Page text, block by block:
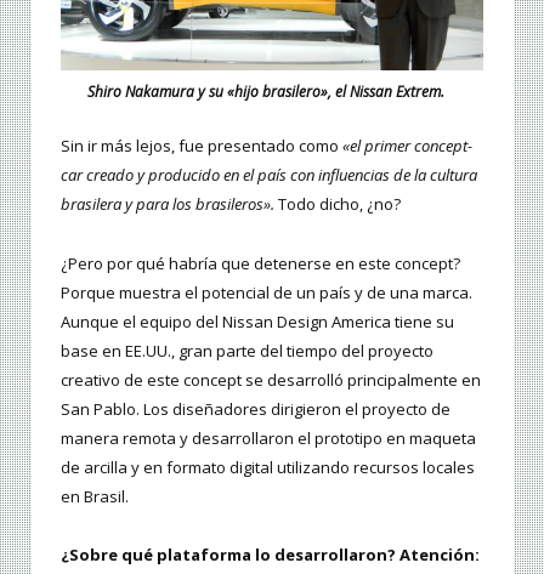
Shiro Nakamura y su «hijo brasilero», el Nissan Extrem.
Sin ir más lejos, fue presentado como «el primer concept-
car creado y producido en el país con influencias de la cultura
brasilera y para los brasileros». Todo dicho, ¿no?
¿Pero por qué habría que detenerse en este concept?
Porque muestra el potencial de un país y de una marca.
Aunque el equipo del Nissan Design America tiene su
base en EE.UU., gran parte del tiempo del proyecto
creativo de este concept se desarrolló principalmente en
San Pablo. Los diseñadores dirigieron el proyecto de
manera remota y desarrollaron el prototipo en maqueta
de arcilla y en formato digital utilizando recursos locales
en Brasil.
¿Sobre qué plataforma lo desarrollaron? Atención: